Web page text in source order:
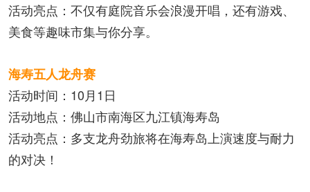
活动亮点：不仅有庭院音乐会浪漫开唱，还有游戏、
美食等趣味市集与你分享。
海寿五人龙舟赛
活动时间：10月1日
活动地点：佛山市南海区九江镇海寿岛
活动亮点：多支龙舟劲旅将在海寿岛上演速度与耐力
的对决！